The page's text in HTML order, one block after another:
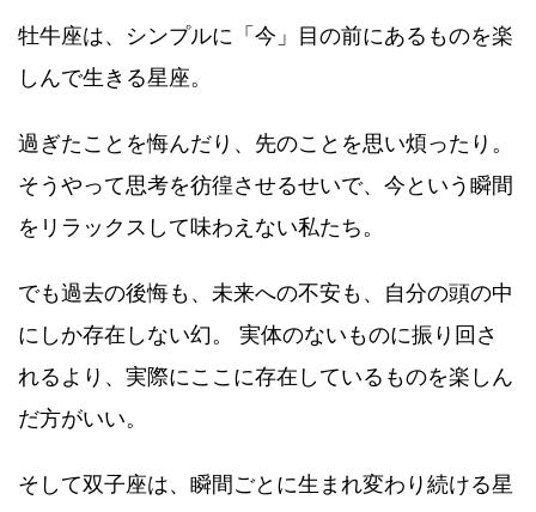
牡牛座は、シンプルに「今」目の前にあるものを楽
しんで生きる星座。
過ぎたことを悔んだり、先のことを思い煩ったり。
そうやって思考を彷徨させるせいで、今という瞬間
をリラックスして味わえない私たち。
でも過去の後悔も、未来への不安も、自分の頭の中
にしか存在しない幻。 実体のないものに振り回さ
れるより、実際にここに存在しているものを楽しん
だ方がいい。
そして双子座は、瞬間ごとに生まれ変わり続ける星